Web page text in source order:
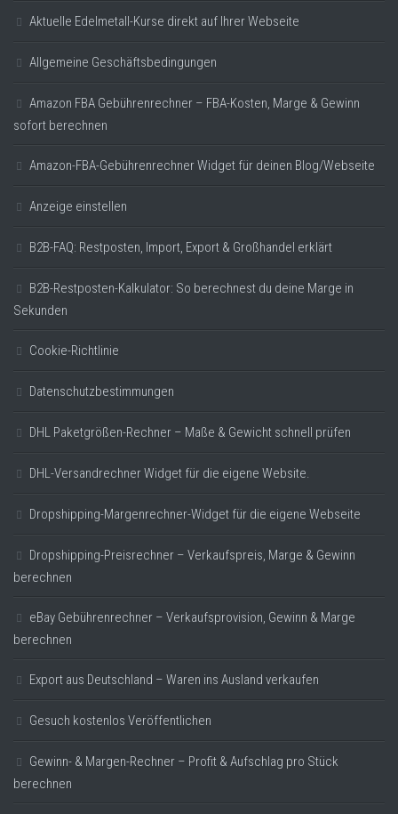
Aktuelle Edelmetall-Kurse direkt auf Ihrer Webseite
Allgemeine Geschäftsbedingungen
Amazon FBA Gebührenrechner – FBA-Kosten, Marge & Gewinn
sofort berechnen
Amazon-FBA-Gebührenrechner Widget für deinen Blog/Webseite
Anzeige einstellen
B2B-FAQ: Restposten, Import, Export & Großhandel erklärt
B2B-Restposten-Kalkulator: So berechnest du deine Marge in
Sekunden
Cookie-Richtlinie
Datenschutzbestimmungen
DHL Paketgrößen-Rechner – Maße & Gewicht schnell prüfen
DHL-Versandrechner Widget für die eigene Website.
Dropshipping-Margenrechner-Widget für die eigene Webseite
Dropshipping-Preisrechner – Verkaufspreis, Marge & Gewinn
berechnen
eBay Gebührenrechner – Verkaufsprovision, Gewinn & Marge
berechnen
Export aus Deutschland – Waren ins Ausland verkaufen
Gesuch kostenlos Veröffentlichen
Gewinn- & Margen-Rechner – Profit & Aufschlag pro Stück
berechnen